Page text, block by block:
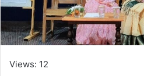
Views: 12